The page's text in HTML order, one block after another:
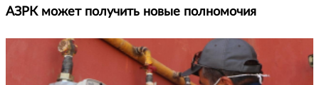
АЗРК может получить новые полномочия